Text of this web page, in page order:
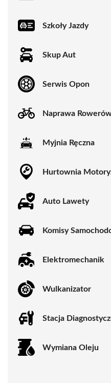
Szkoły Jazdy
Skup Aut
Serwis Opon
Naprawa
Myjnia Ręczna
Hurtownia
Auto Lawety
Komisy
Elektromechanik
Wulkanizator
Stacja
Wymiana Oleju